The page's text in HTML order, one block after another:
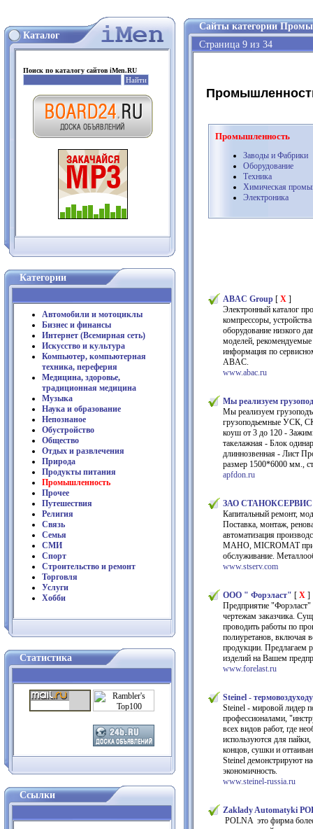
Каталог
Поиск по каталогу сайтов iMen.RU
Категории
Автомобили и мотоциклы
Бизнес и финансы
Интернет (Всемирная сеть)
Искусство и культура
Компьютер, компьютерная
техника, переферия
Медицина, здоровье,
традиционная медицина
Музыка
Наука и образование
Непознаное
Обустройство
Общество
Отдых и развлечения
Природа
Продукты питания
Промышленность
Прочее
Путешествия
Религия
Связь
Семья
СМИ
Спорт
Строительство и ремонт
Торговля
Услуги
Хобби
Статистика
Ссылки
Сайты категории
Страница 9 из 34
Промышленность
Заводы и Фабрики
Оборудование
Техника
Химическая
Электроника
ABAC Group [ X ]
Электронный каталог
компрессоры,
оборудование низкого
моделей,
информация по
ABAC.
www.abac.ru
Мы реализуем
Мы реализуем
грузоподьемные УСК,
коуш от 3 до 120 -
такелажная - Блок
длиннозвенная - Лист
размер 1500*6000 мм.,
apfdon.ru
ЗАО СТАНОКСЕРВИС
Капитальный ремонт,
Поставка, монтаж,
автоматизация
MAHO, MICROMAT
обслуживание.
www.stserv.com
ООО " Форэласт" [ X ]
Предприятие "Форэласт"
чертежам заказчика.
проводить работы по
полиуретанов, включая
продукции. Предлагаем
изделий на Вашем
www.forelast.ru
Steinel -
Steinel - мировой лидер
профессионалами,
всех видов работ, где
используются для
концов, сушки и
Steinel демонстрируют
экономичность.
www.steinel-russia.ru
Zaklady Automatyki
POLNA это фирма более